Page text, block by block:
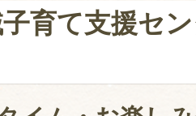
育て支援セ